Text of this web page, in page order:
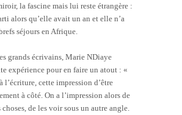
la fascine mais lui reste étrangère :
alors qu’elle avait un an et elle n’a
séjours en Afrique.
grands écrivains, Marie NDiaye
expérience pour en faire un atout : «
l’écriture, cette impression d’être
à côté. On a l’impression alors de
de les voir sous un autre angle.